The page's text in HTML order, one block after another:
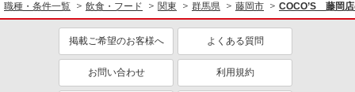
職種・条件一覧 飲食・フード 関東 群馬県 藤岡市 COCO’S 藤岡
掲載ご希望のお客様へ よくある質問
お問い合わせ 利用規約